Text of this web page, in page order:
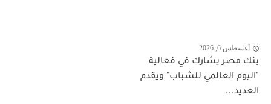
أغسطس 6, 2026
بنك مصر يشارك في فعالية
"اليوم العالمي للشباب" ويقدم
العديد...